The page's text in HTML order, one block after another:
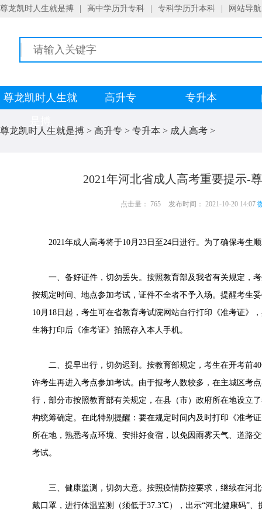
尊龙凯时人生就是搏 高中学历升专科 专科学历升本科 网站导航
尊龙凯时人生就
高升专 专升本
尊龙凯时人生就是搏 > 高升专 > 专升本 > 成人高考 >
2021年河北省成人高考重要提示-
点击量： 765 发布时间： 2021-10-20 14:07
2021年成人高考将于10月23日至24日进行。为了确保考生
一、备好证件，切勿丢失。按照教育部及我省有关规定，考
按规定时间、地点参加考试，证件不全者不予入场。提醒考生
10月18日起，考生可在省教育考试院网站自行打印《准考证》
生将打印后《准考证》拍照存入本人手机。
二、提早出行，切勿迟到。按教育部规定，考生在开考前40
许考生再进入考点参加考试。由于报考人数较多，在主城区考
行，部分市按照教育部有关规定，在县（市）政府所在地设立
构统筹确定。在此特别提醒：要在规定时间内及时打印《准考
所在地，熟悉考点环境、安排好食宿，以免因雨雾天气、道路
考试。
三、健康监测，切勿大意。按照疫情防控要求，继续在河北
戴口罩，进行体温监测（须低于37.3℃），出示“河北健康码”、